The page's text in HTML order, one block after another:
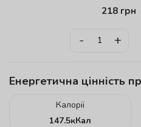
218 грн
- +
Енергетична цінність
Калорії
147.5кКал